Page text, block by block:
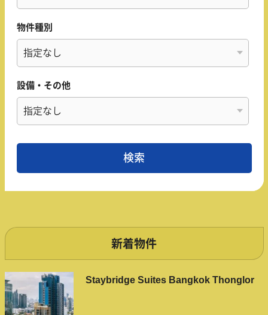
物件種別
設備・その他
新着物件
Staybridge Suites Bangkok Thonglor